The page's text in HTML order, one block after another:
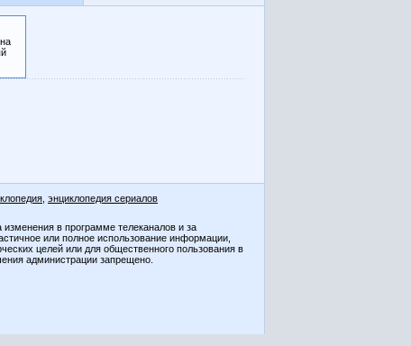
энциклопедия сериалов
изменения в программе телеканалов и за
или полное использование информации,
целей или для общественного пользования в
администрации запрещено.